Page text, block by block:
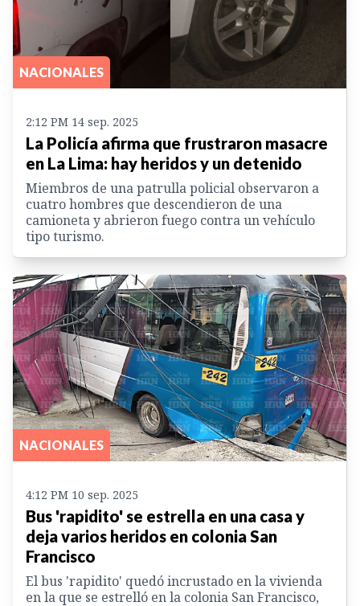
NACIONALES
2:12 PM 14 sep. 2025
La Policía afirma que frustraron masacre
en La Lima: hay heridos y un detenido
Miembros de una patrulla policial observaron a
cuatro hombres que descendieron de una
camioneta y abrieron fuego contra un vehículo
tipo turismo.
NACIONALES
4:12 PM 10 sep. 2025
Bus 'rapidito' se estrella en una casa y
deja varios heridos en colonia San
Francisco
El bus 'rapidito' quedó incrustado en la vivienda
en la que se estrelló en la colonia San Francisco,